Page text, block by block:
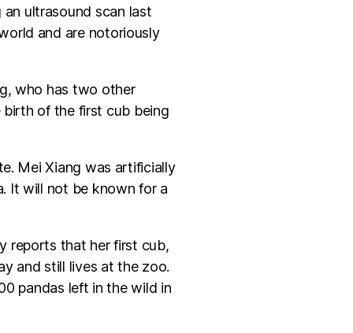
ultrasound scan last
and are notoriously
who has two other
birth of the first cub being
Mei Xiang was artificially
It will not be known for a
reports that her first cub,
and still lives at the zoo.
pandas left in the wild in